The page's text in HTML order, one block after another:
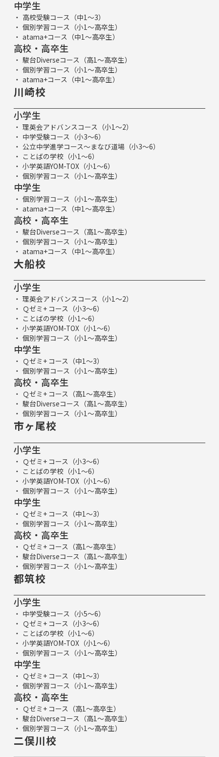
中学生
高校受験コース（中1～3）
個別学習コース（小1～高卒生）
atama+コース（中1～高卒生）
高校・高卒生
駿台Diverseコース（高1～高卒生）
個別学習コース（小1～高卒生）
atama+コース（中1～高卒生）
川崎校
小学生
理英会アドバンスコース（小1～2）
中学受験コース（小3～6）
公立中学進学コース～まなび道場（小3～6）
ことばの学校（小1～6）
小学英語YOM-TOX（小1～6）
個別学習コース（小1～高卒生）
中学生
個別学習コース（小1～高卒生）
atama+コース（中1～高卒生）
高校・高卒生
駿台Diverseコース（高1～高卒生）
個別学習コース（小1～高卒生）
atama+コース（中1～高卒生）
大船校
小学生
理英会アドバンスコース（小1～2）
Ｑゼミ+ コース（小3～6）
ことばの学校（小1～6）
小学英語YOM-TOX（小1～6）
個別学習コース（小1～高卒生）
中学生
Ｑゼミ+ コース（中1～3）
個別学習コース（小1～高卒生）
高校・高卒生
Ｑゼミ+ コース（高1～高卒生）
駿台Diverseコース（高1～高卒生）
個別学習コース（小1～高卒生）
市ヶ尾校
小学生
Ｑゼミ+ コース（小3～6）
ことばの学校（小1～6）
小学英語YOM-TOX（小1～6）
個別学習コース（小1～高卒生）
中学生
Ｑゼミ+ コース（中1～3）
個別学習コース（小1～高卒生）
高校・高卒生
Ｑゼミ+ コース（高1～高卒生）
駿台Diverseコース（高1～高卒生）
個別学習コース（小1～高卒生）
都筑校
小学生
中学受験コース（小5～6）
Ｑゼミ+ コース（小3～6）
ことばの学校（小1～6）
小学英語YOM-TOX（小1～6）
個別学習コース（小1～高卒生）
中学生
Ｑゼミ+ コース（中1～3）
個別学習コース（小1～高卒生）
高校・高卒生
Ｑゼミ+ コース（高1～高卒生）
駿台Diverseコース（高1～高卒生）
個別学習コース（小1～高卒生）
二俣川校